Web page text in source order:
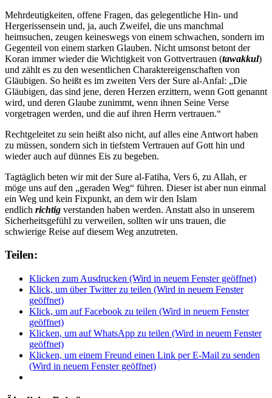
Mehrdeutigkeiten, offene Fragen, das gelegentliche Hin- und
Hergerissensein und, ja, auch Zweifel, die uns manchmal
heimsuchen, zeugen keineswegs von einem schwachen, sondern im
Gegenteil von einem starken Glauben. Nicht umsonst betont der
Koran immer wieder die Wichtigkeit von Gottvertrauen (tawakkul)
und zählt es zu den wesentlichen Charaktereigenschaften von
Gläubigen. So heißt es im zweiten Vers der Sure al-Anfal: „Die
Gläubigen, das sind jene, deren Herzen erzittern, wenn Gott genannt
wird, und deren Glaube zunimmt, wenn ihnen Seine Verse
vorgetragen werden, und die auf ihren Herrn vertrauen.“
Rechtgeleitet zu sein heißt also nicht, auf alles eine Antwort haben
zu müssen, sondern sich in tiefstem Vertrauen auf Gott hin und
wieder auch auf dünnes Eis zu begeben.
Tagtäglich beten wir mit der Sure al-Fatiha, Vers 6, zu Allah, er
möge uns auf den „geraden Weg“ führen. Dieser ist aber nun einmal
ein Weg und kein Fixpunkt, an dem wir den Islam
endlich richtig verstanden haben werden. Anstatt also in unserem
Sicherheitsgefühl zu verweilen, sollten wir uns trauen, die
schwierige Reise auf diesem Weg anzutreten.
Teilen:
Klicken zum Ausdrucken (Wird in neuem Fenster geöffnet)
Klick, um über Twitter zu teilen (Wird in neuem Fenster
geöffnet)
Klick, um auf Facebook zu teilen (Wird in neuem Fenster
geöffnet)
Klicken, um auf WhatsApp zu teilen (Wird in neuem Fenster
geöffnet)
Klicken, um einem Freund einen Link per E-Mail zu senden
(Wird in neuem Fenster geöffnet)